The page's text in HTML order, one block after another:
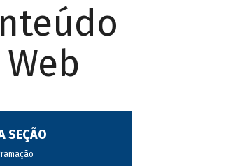
SEÇÃO